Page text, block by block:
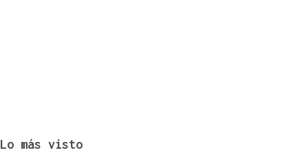
Lo más visto